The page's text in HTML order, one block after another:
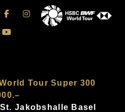
Tour Super 300
Jakobshalle Basel